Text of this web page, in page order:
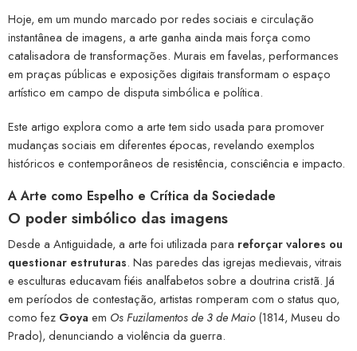
Hoje, em um mundo marcado por redes sociais e circulação
instantânea de imagens, a arte ganha ainda mais força como
catalisadora de transformações. Murais em favelas, performances
em praças públicas e exposições digitais transformam o espaço
artístico em campo de disputa simbólica e política.
Este artigo explora como a arte tem sido usada para promover
mudanças sociais em diferentes épocas, revelando exemplos
históricos e contemporâneos de resistência, consciência e impacto.
A Arte como Espelho e Crítica da Sociedade
O poder simbólico das imagens
Desde a Antiguidade, a arte foi utilizada para reforçar valores ou
questionar estruturas. Nas paredes das igrejas medievais, vitrais
e esculturas educavam fiéis analfabetos sobre a doutrina cristã. Já
em períodos de contestação, artistas romperam com o status quo,
como fez Goya em Os Fuzilamentos de 3 de Maio(1814, Museu do
Prado), denunciando a violência da guerra.